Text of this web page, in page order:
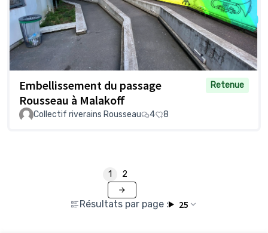
Embellissement du passage
Rousseau à Malakoff
Retenue
Collectif riverains Rousseau 4 8
Résultats par page : 25
1 2